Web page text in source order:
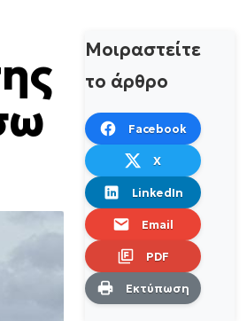
Μοιραστείτε
το άρθρο
Facebook
X
LinkedIn
Email
PDF
Εκτύπωση